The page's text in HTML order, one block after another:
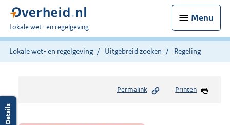
Menu
U
bent
hier:
Lokale wet- en regelgeving
Lokale wet- en regelgeving Uitgebreid zoeken Regeling
Permalink Printen